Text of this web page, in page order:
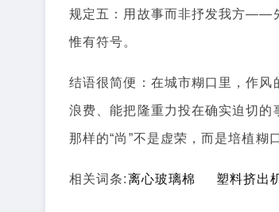
规定五：用故事而非抒发我方——
惟有符号。
结语很简便：在城市糊口里，作
浪费、能把隆重力投在确实迫切的
那样的“尚”不是虚荣，而是培植糊
相关词条:离心玻璃棉 塑料挤出